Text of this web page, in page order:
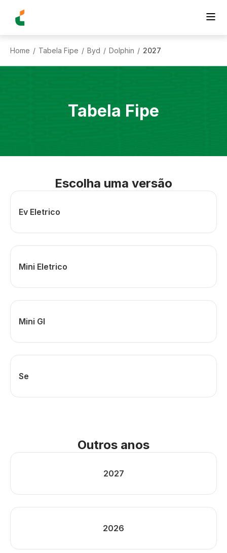
Home / Tabela Fipe / Byd / Dolphin / 2027
Tabela Fipe
Escolha uma versão
Ev Eletrico
Mini Eletrico
Mini Gl
Se
Outros anos
2027
2026